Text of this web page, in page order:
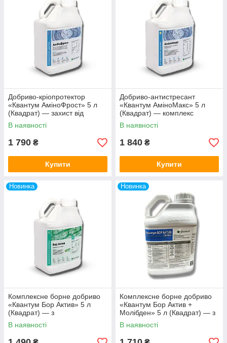
Добриво-кріопротектор
«Квантум АміноФрост» 5 л
(Квадрат) — захист від
заморозків і приморозків
В наявності
1 790 ₴
Купити
Добриво-антистресант
«Квантум АміноМакс» 5 л
(Квадрат) — комплекс
амінокислот проти
посушливості та стресів
В наявності
1 840 ₴
Купити
Новинка
Комплексне борне добриво
«Квантум Бор Актив» 5 л
(Квадрат) — з
амінокислотами та
поліолами
В наявності
Новинка
Комплексне борне добриво
«Квантум Бор Актив +
Молібден» 5 л (Квадрат) — з
молібденом і кобальтом для
бобових і олійних культів
В наявності